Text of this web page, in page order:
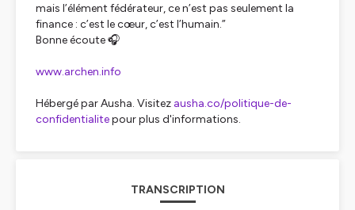
mais l’élément fédérateur, ce n’est pas seulement la
finance : c’est le cœur, c’est l’humain.”
Bonne écoute 🎧
www.archen.info
Hébergé par Ausha. Visitez ausha.co/politique-de-
confidentialitepour plus d'informations.
TRANSCRIPTION